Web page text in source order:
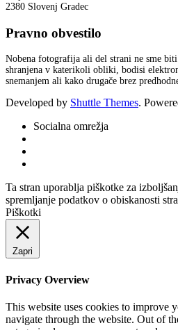
2380 Slovenj Gradec
Pravno obvestilo
Nobena fotografija ali del strani ne sme
shranjena v katerikoli obliki, bodisi
snemanjem ali kako drugače brez
Developed by Shuttle Themes.
Socialna omrežja
Ta stran uporablja piškotke za
spremljanje podatkov o obiskanosti
Piškotki
Zapri
Privacy Overview
This website uses cookies to improve
navigate through the website. Out of